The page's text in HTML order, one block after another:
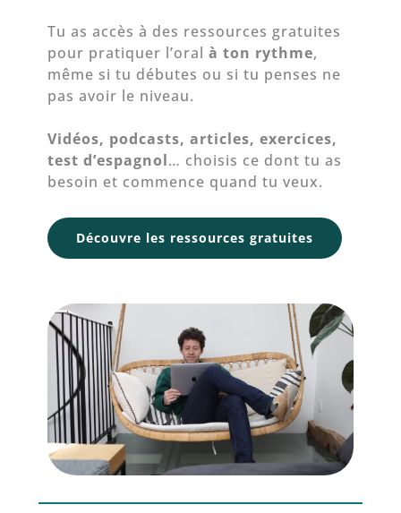
Tu as accès à des ressources gratuites
pour pratiquer l’oral à ton rythme,
même si tu débutes ou si tu penses ne
pas avoir le niveau.
Vidéos, podcasts, articles, exercices,
test d’espagnol… choisis ce dont tu as
besoin et commence quand tu veux.
Découvre les ressources gratuites